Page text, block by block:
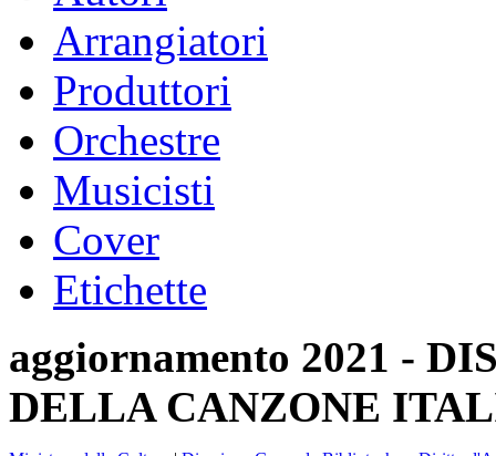
Arrangiatori
Produttori
Orchestre
Musicisti
Cover
Etichette
aggiornamento 2021 -
DELLA CANZONE